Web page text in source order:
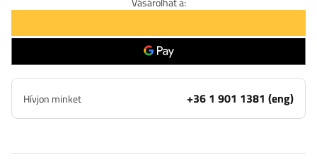
Hívjon minket +36 1 901 1381 (eng)